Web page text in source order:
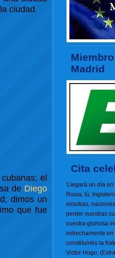
Madrid
Cita
'Llegará un día en
Rusia; tú,
vosotras,
perder vuestras
vuestra gloriosa
estrechamente
constituiréis la
Victor Hugo,
ciudad.
el
de Diego
dimos un
que fue